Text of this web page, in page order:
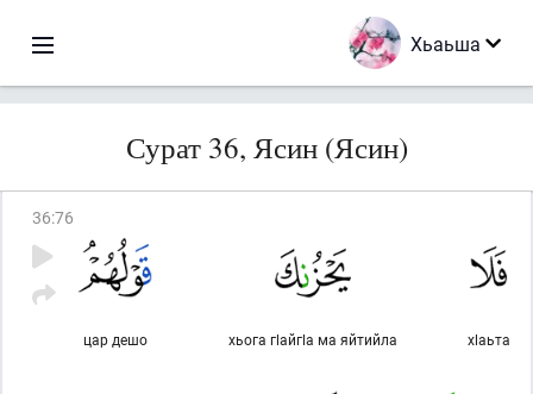
Хьаьша
Сурат 36, Ясин (Ясин)
36:76
хlаьта
хьога гlайгlа ма яйтийла
цар дешо